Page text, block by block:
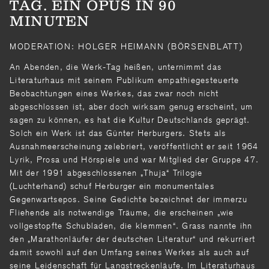
TAG. EIN OPUS IN 90
MINUTEN
MODERATION: HOLGER HEIMANN (BÖRSENBLATT)
An Abenden, die Werk-Tag heißen, unternimmt das
Literaturhaus mit seinem Publikum empathiegesteuerte
Beobachtungen eines Werkes, das zwar noch nicht
abgeschlossen ist, aber doch wirksam genug erscheint, um
sagen zu können, es hat die Kultur Deutschlands geprägt.
Solch ein Werk ist das Günter Herburgers. Stets als
Ausnahmeerscheinung zelebriert, veröffentlicht er seit 1964
Lyrik, Prosa und Hörspiele und war Mitglied der Gruppe 47.
Mit der 1991 abgeschlossenen „Thuja“ Trilogie
(Luchterhand) schuf Herburger ein monumentales
Gegenwartsepos. Seine Gedichte bezeichnet der immerzu
Fliehende als notwendige Träume, die erscheinen „wie
vollgestopfte Schubladen, die klemmen“. Grass nannte ihn
den „Marathonläufer der deutschen Literatur“ und rekurriert
damit sowohl auf den Umfang seines Werkes als auch auf
seine Leidenschaft für Langstreckenläufe. Im Literaturhaus